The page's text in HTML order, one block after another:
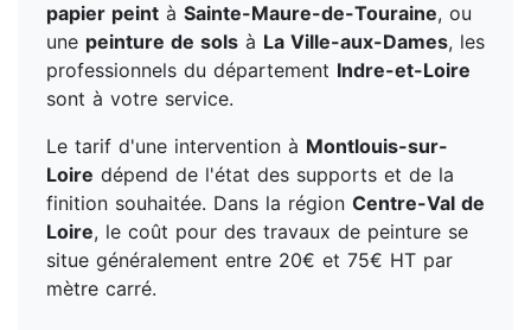
papier peint à Sainte-Maure-de-Touraine, ou
une peinture de sols à La Ville-aux-Dames, les
professionnels du département Indre-et-Loire
sont à votre service.
Le tarif d'une intervention à Montlouis-sur-
Loire dépend de l'état des supports et de la
finition souhaitée. Dans la région Centre-Val de
Loire, le coût pour des travaux de peinture se
situe généralement entre 20€ et 75€ HT par
mètre carré.